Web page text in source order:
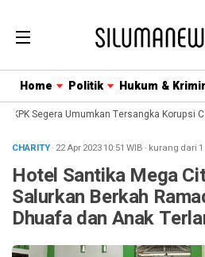
Home Politik Hukum &
KPK Segera Umumkan Tersangka Korupsi
CHARITY· 22 Apr 202310:51 WIB · kurang dari
Hotel Santika Mega
Salurkan Berkah
Dhuafa dan Anak